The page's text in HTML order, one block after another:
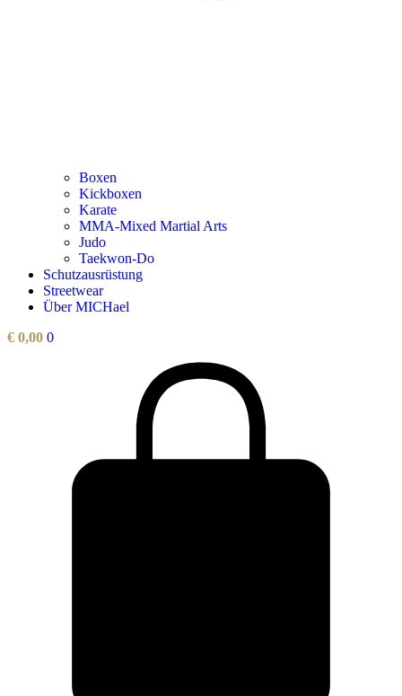
Boxen
Kickboxen
Karate
MMA-Mixed Martial Arts
Judo
Taekwon-Do
Schutzausrüstung
Streetwear
Über MICHael
€ 0,00 0